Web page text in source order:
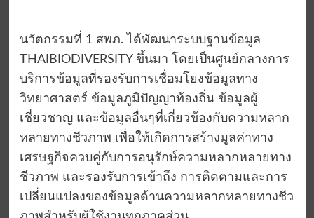
นวัตกรรมที่ 1 สพภ. ได้พัฒนาระบบฐานข้อมูล
THAIBIODIVERSITY ขึ้นมา โดยเป็นศูนย์กลางการ
บริการข้อมูลที่รองรับการเชื่อมโยงข้อมูลทาง
วิทยาศาสตร์ ข้อมูลภูมิปัญญาท้องถิ่น ข้อมูลผู้
เชี่ยวชาญ และข้อมูลอื่นๆที่เกี่ยวข้องกับความหลาก
หลายทางชีวภาพ เพื่อให้เกิดการสร้างมูลค่าทาง
เศรษฐกิจควบคู่กับการอนุรักษ์ความหลากหลายทาง
ชีวภาพ และรองรับการเข้าถึง การติดตามและการ
เปลี่ยนแปลงของข้อมูลด้านความหลากหลายทางชีว